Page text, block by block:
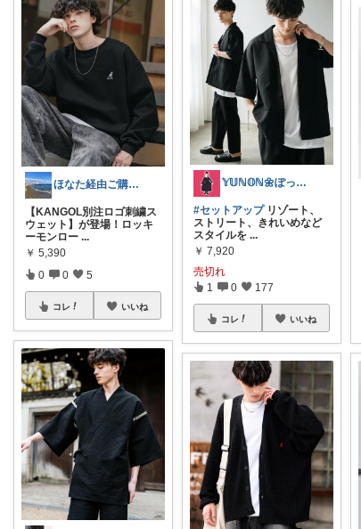
ほなた経由ご購入ありがとうございます☺
【KANGOL別注ロゴ刺繍ス
ウェット】が登場！ロッキ
ーモンロー ...
￥ 5,390
0 0 5
コレ いいね
𝕐𝕌ℕ𝕆ℕ🌼ぽっちゃり主婦
#セットアップリゾート、
ストリート、きれいめなど
スタイルを ...
￥ 7,920
売切れ
1 0 177
コレ いいね